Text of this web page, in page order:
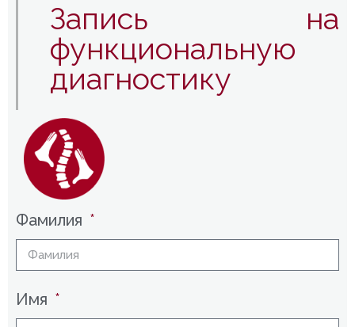
Запись на
функциональную
диагностику
Фамилия
Имя